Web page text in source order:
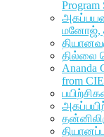
Program
மனோஜ்,
தில்லை
Ananda
from